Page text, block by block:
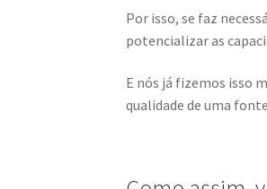
Por isso, se faz
potencializar as
E nós já fizemos isso
qualidade de uma